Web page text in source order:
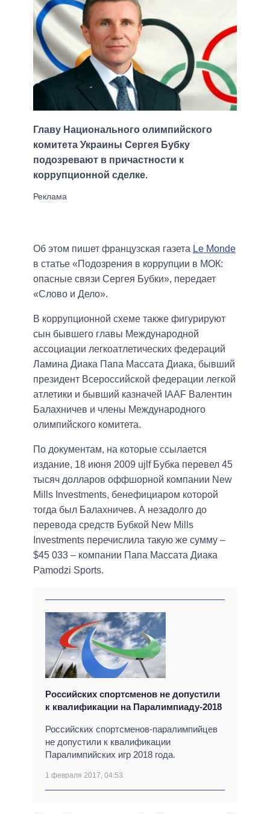
Главу Национального олимпийского
комитета Украины Сергея Бубку
подозревают в причастности к
коррупционной сделке.
Об этом пишет французская газета Le Monde
в статье «Подозрения в коррупции в МОК:
опасные связи Сергея Бубки», передает
«Слово и Дело».
В коррупционной схеме также фигурируют
сын бывшего главы Международной
ассоциации легкоатлетических федераций
Ламина Диака Папа Массата Диака, бывший
президент Всероссийской федерации легкой
атлетики и бывший казначей IAAF Валентин
Балахничев и члены Международного
олимпийского комитета.
По документам, на которые ссылается
издание, 18 июня 2009 ujlf Бубка перевел 45
тысяч долларов оффшорной компании New
Mills Investments, бенефициаром которой
тогда был Балахничев. А незадолго до
перевода средств Бубкой New Mills
Investments перечислила такую ​​же сумму –
$45 033 – компании Папа Массата Диака
Pamodzi Sports.
Российских спортсменов не допустили
к квалификации на Паралимпиаду-2018
Российских спортсменов-паралимпийцев
не допустили к квалификации
Паралимпийских игр 2018 года.
1 февраля 2017, 04:53